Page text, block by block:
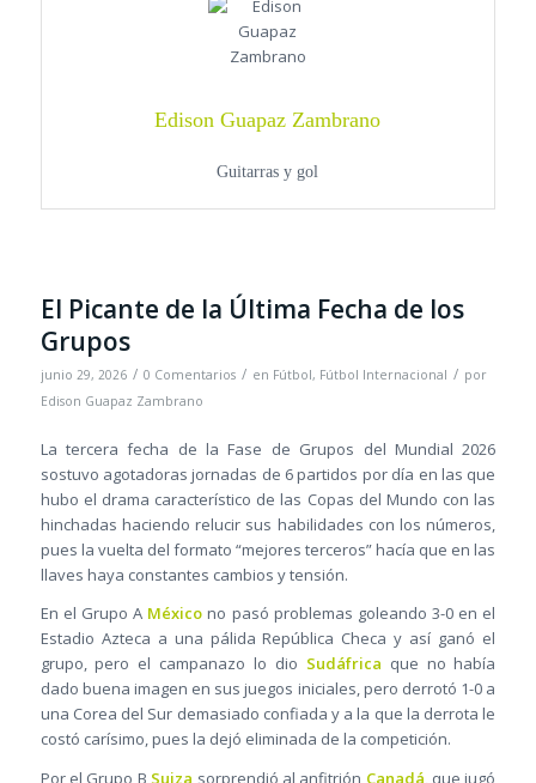
Edison Guapaz Zambrano
Guitarras y gol
El Picante de la Última Fecha de los
Grupos
junio 29, 2026 / 0 Comentarios / en Fútbol, Fútbol Internacional / por
Edison Guapaz Zambrano
La tercera fecha de la Fase de Grupos del Mundial 2026
sostuvo agotadoras jornadas de 6 partidos por día en las que
hubo el drama característico de las Copas del Mundo con las
hinchadas haciendo relucir sus habilidades con los números,
pues la vuelta del formato “mejores terceros” hacía que en las
llaves haya constantes cambios y tensión.
En el Grupo A México no pasó problemas goleando 3-0 en el
Estadio Azteca a una pálida República Checa y así ganó el
grupo, pero el campanazo lo dio Sudáfrica que no había
dado buena imagen en sus juegos iniciales, pero derrotó 1-0 a
una Corea del Sur demasiado confiada y a la que la derrota le
costó carísimo, pues la dejó eliminada de la competición.
Por el Grupo B Suiza sorprendió al anfitrión Canadá , que jugó